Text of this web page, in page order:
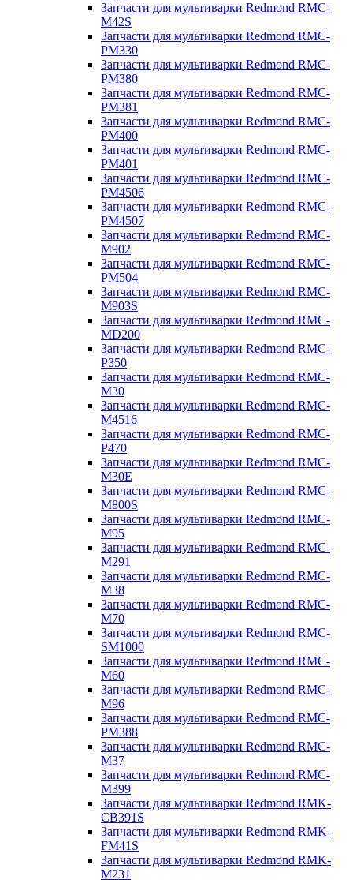
Запчасти для мультиварки Redmond RMC-
M42S
Запчасти для мультиварки Redmond RMC-
PM330
Запчасти для мультиварки Redmond RMC-
PM380
Запчасти для мультиварки Redmond RMC-
PM381
Запчасти для мультиварки Redmond RMC-
PM400
Запчасти для мультиварки Redmond RMC-
PM401
Запчасти для мультиварки Redmond RMC-
PM4506
Запчасти для мультиварки Redmond RMC-
PM4507
Запчасти для мультиварки Redmond RMC-
M902
Запчасти для мультиварки Redmond RMC-
PM504
Запчасти для мультиварки Redmond RMC-
M903S
Запчасти для мультиварки Redmond RMC-
MD200
Запчасти для мультиварки Redmond RMC-
P350
Запчасти для мультиварки Redmond RMC-
M30
Запчасти для мультиварки Redmond RMC-
M4516
Запчасти для мультиварки Redmond RMC-
P470
Запчасти для мультиварки Redmond RMC-
M30E
Запчасти для мультиварки Redmond RMC-
M800S
Запчасти для мультиварки Redmond RMC-
M95
Запчасти для мультиварки Redmond RMC-
M291
Запчасти для мультиварки Redmond RMC-
M38
Запчасти для мультиварки Redmond RMC-
M70
Запчасти для мультиварки Redmond RMC-
SM1000
Запчасти для мультиварки Redmond RMC-
M60
Запчасти для мультиварки Redmond RMC-
M96
Запчасти для мультиварки Redmond RMC-
PM388
Запчасти для мультиварки Redmond RMC-
M37
Запчасти для мультиварки Redmond RMC-
M399
Запчасти для мультиварки Redmond RMK-
CB391S
Запчасти для мультиварки Redmond RMK-
FM41S
Запчасти для мультиварки Redmond RMK-
M231